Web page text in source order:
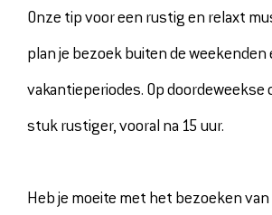
Onze tip voor een rustig en relaxt
plan je bezoek buiten de weekenden
vakantieperiodes. Op doordeweekse
stuk rustiger, vooral na 15 uur.
Heb je moeite met het bezoeken